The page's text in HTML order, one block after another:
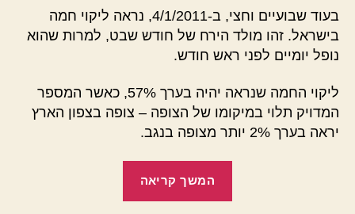
עוד
בעוד שבועיים וחצי, ב-4/1/2011, נראה ליקוי חמה
בישראל. זהו מולד הירח של חודש שבט, למרות שהוא
נופל יומיים לפני ראש חודש.
ליקוי החמה שנראה יהיה בערך 57%, כאשר המספר
המדויק תלוי במיקומו של הצופה – צופה בצפון הארץ
יראה בערך 2% יותר מצופה בנגב.
המשך קריאה